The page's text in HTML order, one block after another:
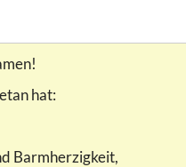
hat:
Barmherzigkeit,